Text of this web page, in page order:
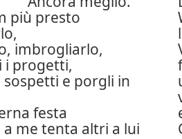
più presto
imbrogliarlo,
i progetti,
e porgli in
festa
a me tenta altri a lui